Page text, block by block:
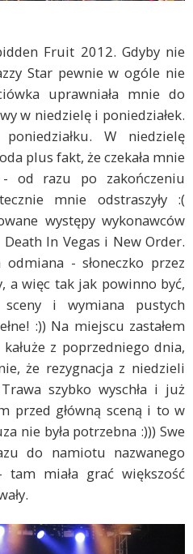
Fruit 2012. Gdyby nie
Star pewnie w ogóle nie
uprawniała mnie do
w niedzielę i poniedziałek.
W niedzielę
plus fakt, że czekała mnie
od razu po zakończeniu
mnie odstraszyły :(
występy wykonawców
In Vegas i New Order.
odmiana - słoneczko przez
a więc tak jak powinno być,
i wymiana pustych
:)) Na miejscu zastałem
z poprzedniego dnia,
że rezygnacja z niedzieli
szybko wyschła i już
przed główną sceną i to w
nie była potrzebna :))) Swe
do namiotu nazwanego
- tam miała grać większość